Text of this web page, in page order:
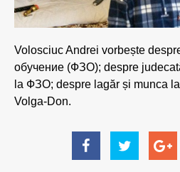
Volosciuc Andrei vorbește
обучение (ФЗО); despre
la ФЗО; despre lagăr și munca
Volga-Don.